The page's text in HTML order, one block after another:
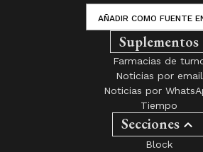
AÑADIR COMO FUENTE
Suplementos
Farmacias de
Noticias por email
Noticias por
Tiempo
Secciones
Block